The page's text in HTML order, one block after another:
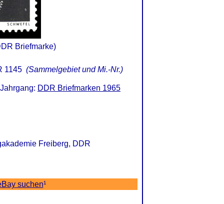
Briefmarke)
1145 (Sammelgebiet und Mi.-Nr.)
DDR Briefmarken 1965
Freiberg, DDR
suchen¹